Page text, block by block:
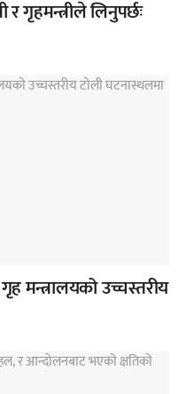
र गृहमन्त्रीले लिनुपर्छः
मन्त्रालयको उच्चस्तरीय